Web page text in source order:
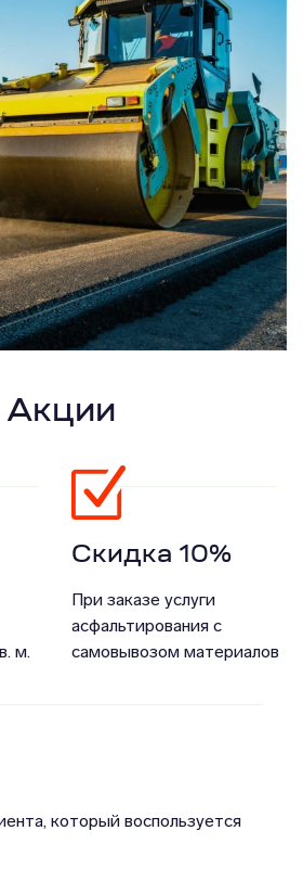
Акции
м.
Скидка 10%
При заказе услуги
асфальтирования с
самовывозом материалов
который воспользуется